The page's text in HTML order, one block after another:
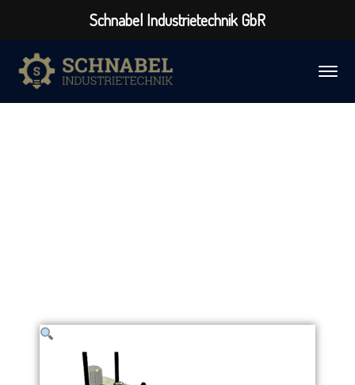
Schnabel Industrietechnik GbR